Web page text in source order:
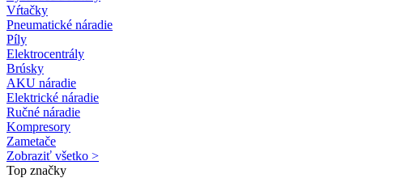
Vŕtačky
Pneumatické náradie
Píly
Elektrocentrály
Brúsky
AKU náradie
Elektrické náradie
Ručné náradie
Kompresory
Zametače
Zobraziť všetko >
Top značky